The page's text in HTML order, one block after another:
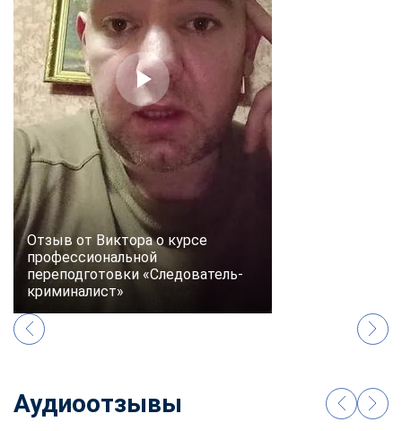
Отзыв от Виктора о курсе
профессиональной
переподготовки «Следователь-
криминалист»
Аудиоотзывы